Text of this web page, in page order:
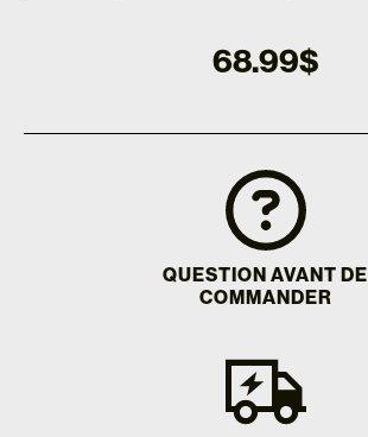
68.99$
QUESTION AVANT DE
COMMANDER